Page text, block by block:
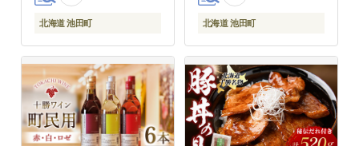
北海道 池田町 北海道 池田町